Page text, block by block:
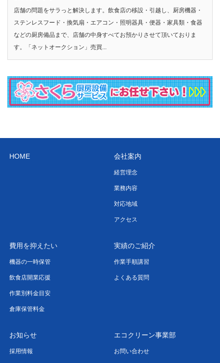
店舗の問題をサラっと解決します。飲食店の移設・引越し、厨房機器・
ステンレスフード・換気扇・エアコン・照明器具・便器・家具類・食器
などの厨房備品まで、店舗の中身すべてお預かりさせて頂いておりま
す。「ネットオークション」売買...
HOME 会社案内
経営理念
業務内容
対応地域
アクセス
費用を抑えたい
機器の一時保管
飲食店開業応援
作業別料金目安
倉庫保管料金
実績のご紹介
作業手順講習
よくある質問
お知らせ
採用情報
エコクリーン事業部
お問い合わせ